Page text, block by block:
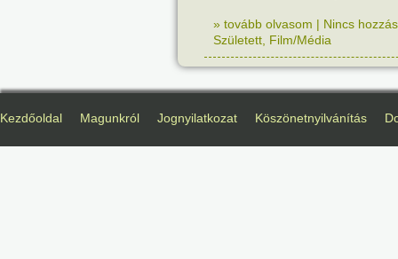
» tovább olvasom | Nincs
Született Film/Média
Kezdőoldal Magunkról Jognyilatkozat Köszönetnyilvánítás